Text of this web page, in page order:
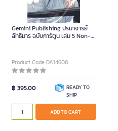
Gemini Publishing ปรมาจารย์
ลัทธิมาร ฉบับการ์ตูน เล่ม 5 Non-
Product Code DA14608
฿ 395.00
READY TO
SHIP
ADD TO CART